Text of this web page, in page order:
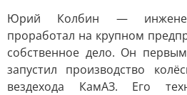
Юрий Колбин —
проработал на крупном
собственное дело. Он
запустил производство
вездехода КамАЗ. Его